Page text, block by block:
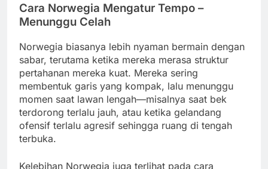
Cara Norwegia Mengatur Tempo –
Menunggu Celah
Norwegia biasanya lebih nyaman bermain dengan
sabar, terutama ketika mereka merasa struktur
pertahanan mereka kuat. Mereka sering
membentuk garis yang kompak, lalu menunggu
momen saat lawan lengah—misalnya saat bek
terdorong terlalu jauh, atau ketika gelandang
ofensif terlalu agresif sehingga ruang di tengah
terbuka.
Kelebihan Norwegia juga terlihat pada cara